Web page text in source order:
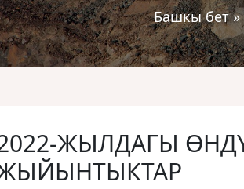
Башкы бет»
ЖЫЛДАГЫ